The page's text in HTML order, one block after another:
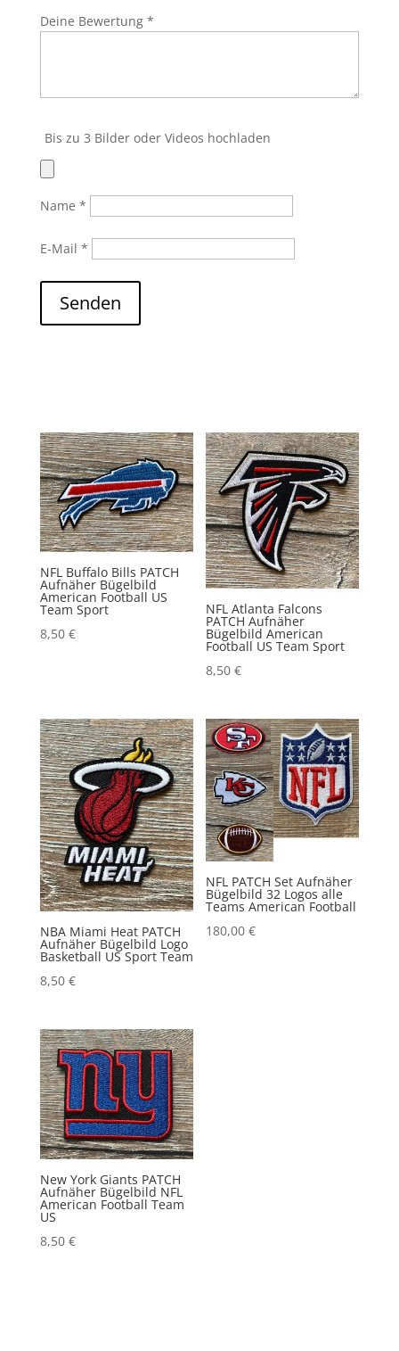
Deine Bewertung *
Bis zu 3 Bilder oder Videos hochladen
Name *
E-Mail *
Senden
NFL Buffalo Bills PATCH
Aufnäher Bügelbild
American Football US
Team Sport
8,50 €
NFL Atlanta Falcons
PATCH Aufnäher
Bügelbild American
Football US Team Sport
8,50€
NBA Miami Heat PATCH
Aufnäher Bügelbild Logo
Basketball US Sport Team
8,50 €
NFL PATCH Set Aufnäher
Bügelbild 32 Logos alle
Teams American Football
180,00€
New York Giants PATCH
Aufnäher Bügelbild NFL
American Football Team
US
8,50 €